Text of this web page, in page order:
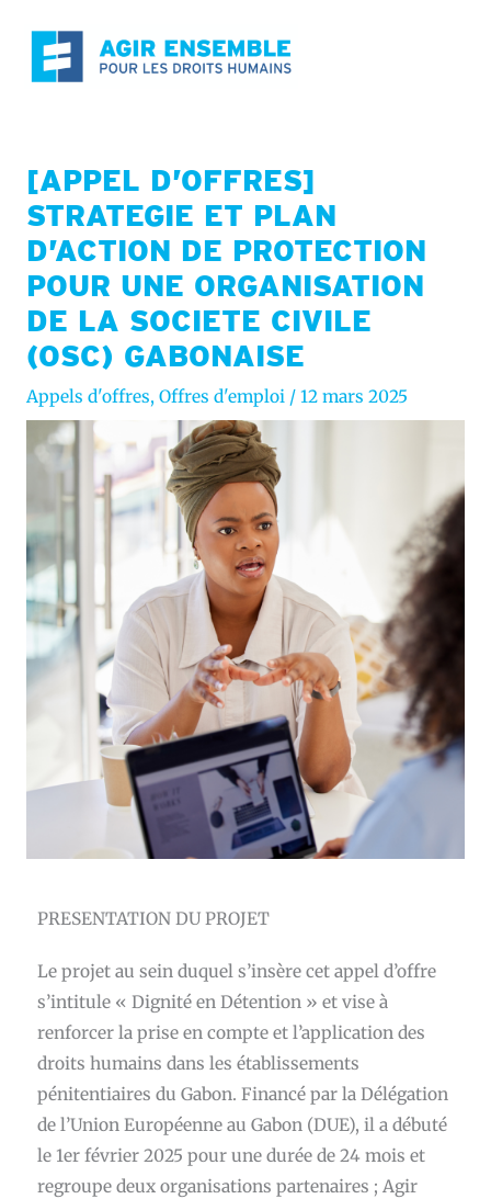
contenu
[APPEL D’OFFRES]
STRATEGIE ET PLAN
D’ACTION DE PROTECTION
POUR UNE ORGANISATION
DE LA SOCIETE CIVILE
(OSC) GABONAISE
Appels d'offres, Offres d'emploi/ 12 mars 2025
PRESENTATION DU PROJET
Le projet au sein duquel s’insère cet appel d’offre
s’intitule « Dignité en Détention » et vise à
renforcer la prise en compte et l’application des
droits humains dans les établissements
pénitentiaires du Gabon. Financé par la Délégation
de l’Union Européenne au Gabon (DUE), il a débuté
le 1er février 2025 pour une durée de 24 mois et
regroupe deux organisations partenaires ; Agir